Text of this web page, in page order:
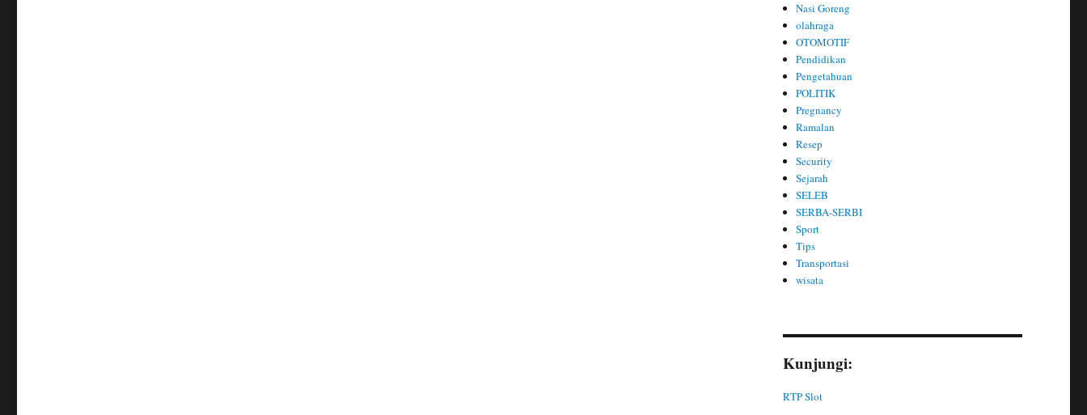
Nasi Goreng
olahraga
OTOMOTIF
Pendidikan
Pengetahuan
POLITIK
Pregnancy
Ramalan
Resep
Security
Sejarah
SELEB
SERBA-SERBI
Sport
Tips
Transportasi
wisata
Kunjungi:
RTP Slot